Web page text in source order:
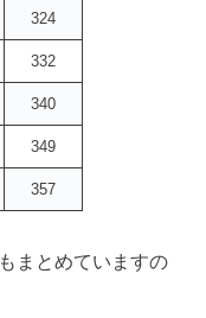
324
332
340
349
357
もまとめていますの